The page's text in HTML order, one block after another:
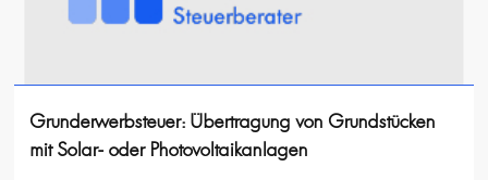
Grunderwerbsteuer: Übertragung von Grundstücken
mit Solar- oder Photovoltaikanlagen